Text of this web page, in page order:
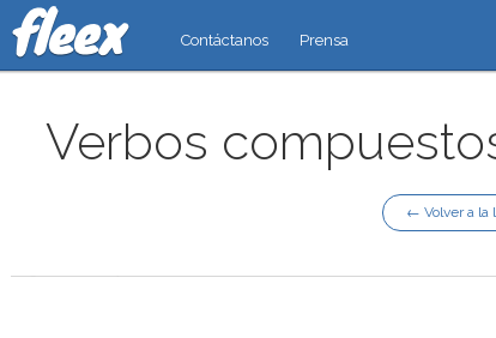
Contáctanos Prensa
Verbos
← Volver a la